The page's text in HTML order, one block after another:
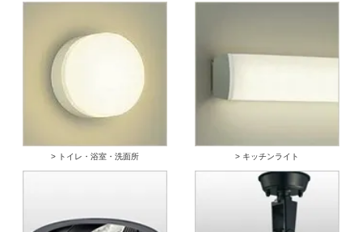
> トイレ・浴室・洗面所 > キッチンライト